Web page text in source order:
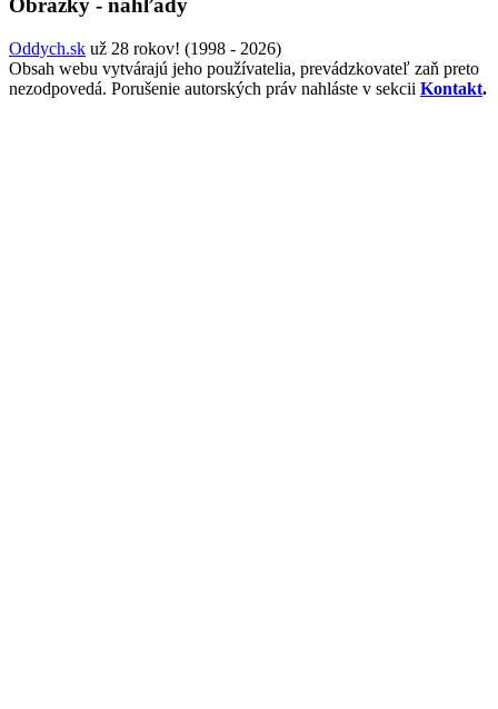
Obrázky - náhľady
Oddych.sk už 28 rokov! (1998 - 2026)
Obsah webu vytvárajú jeho používatelia, prevádzkovateľ zaň preto
nezodpovedá. Porušenie autorských práv nahláste v sekcii Kontakt.